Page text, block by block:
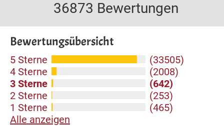
36873 Bewertungen
Bewertungsübersicht
5 Sterne
(33505)
4 Sterne
(2008)
3 Sterne
(642)
2 Sterne
(253)
1 Sterne
(465)
Alle anzeigen